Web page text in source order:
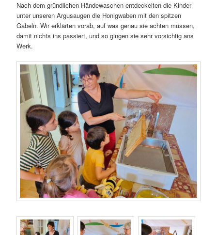
Nach dem gründlichen Händewaschen entdeckelten die Kinder
unter unseren Argusaugen die Honigwaben mit den spitzen
Gabeln. Wir erklärten vorab, auf was genau sie achten müssen,
damit nichts ins passiert, und so gingen sie sehr vorsichtig ans
Werk.